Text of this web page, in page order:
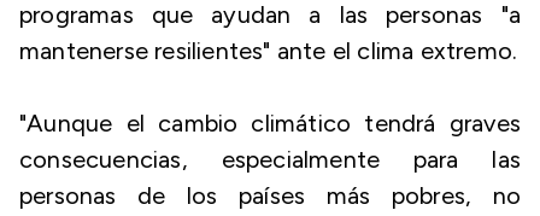
programas que ayudan a las personas "a
mantenerse resilientes" ante el clima extremo.
"Aunque el cambio climático tendrá graves
consecuencias, especialmente para las
personas de los países más pobres, no